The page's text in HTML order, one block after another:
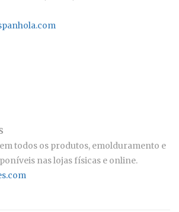
todos os produtos, emolduramento e
nas lojas físicas e online.